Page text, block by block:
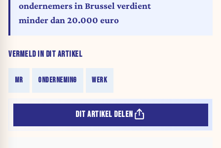
VERMELD IN DIT ARTIKEL
MR ONDERNEMING WERK
ondernemers in Brussel verdient
minder dan 20.000 euro
DIT ARTIKEL DELEN